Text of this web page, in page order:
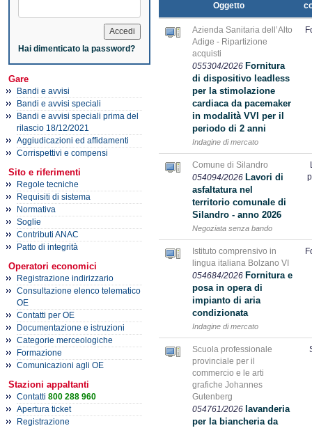
Hai dimenticato la password?
Gare
Bandi e avvisi
Bandi e avvisi speciali
Bandi e avvisi speciali prima del
rilascio 18/12/2021
Aggiudicazioni ed affidamenti
Corrispettivi e compensi
Sito e riferimenti
Regole tecniche
Requisiti di sistema
Normativa
Soglie
Contributi ANAC
Patto di integrità
Operatori economici
Registrazione indirizzario
Consultazione elenco telematico
OE
Contatti per OE
Documentazione e istruzioni
Categorie merceologiche
Formazione
Comunicazioni agli OE
Stazioni appaltanti
Contatti 800 288 960
Apertura ticket
Registrazione
Oggetto
Azienda Sanitaria dell’Alto
Adige - Ripartizione
acquisti
055304/2026 Fornitura
di dispositivo leadless
per la stimolazione
cardiaca da pacemaker
in modalità VVI per il
periodo di 2 anni
Indagine di mercato
Comune di Silandro
054094/2026 Lavori di
asfaltatura nel
territorio comunale di
Silandro - anno 2026
Negoziata senza bando
Istituto comprensivo in
lingua italiana Bolzano VI
054684/2026 Fornitura e
posa in opera di
impianto di aria
condizionata
Indagine di mercato
Scuola professionale
provinciale per il
commercio e le arti
grafiche Johannes
Gutenberg
054761/2026 lavanderia
per la biancheria da